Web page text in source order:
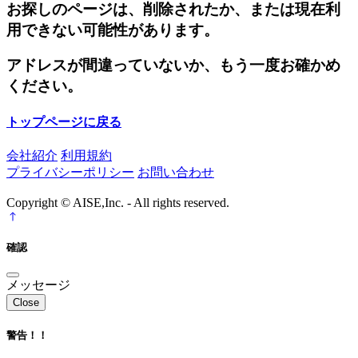
お探しのページは、削除されたか、または現在利
用できない可能性があります。
アドレスが間違っていないか、もう一度お確かめ
ください。
トップページに戻る
会社紹介 利用規約
プライバシーポリシー お問い合わせ
Copyright © AISE,Inc. - All rights reserved.
確認
メッセージ
Close
警告！！